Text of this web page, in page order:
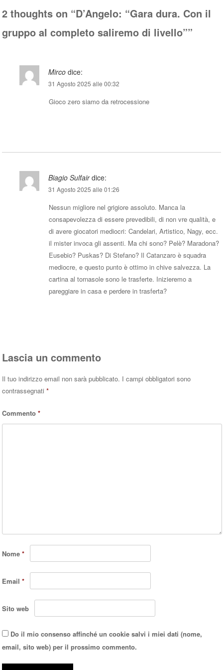
2 thoughts on “D’Angelo: “Gara dura. Con il
gruppo al completo saliremo di livello””
Mirco dice:
31 Agosto 2025 alle 00:32
Gioco zero siamo da retrocessione
Biagio Sulfair dice:
31 Agosto 2025 alle 01:26
Nessun migliore nel grigiore assoluto. Manca la
consapevolezza di essere prevedibili, di non vre qualità, e
di avere giocatori mediocri: Candelari, Artistico, Nagy, ecc.
il mister invoca gli assenti. Ma chi sono? Pelè? Maradona?
Eusebio? Puskas? Di Stefano? Il Catanzaro è squadra
mediocre, e questo punto è ottimo in chive salvezza. La
cartina al tornasole sono le trasferte. Inizieremo a
pareggiare in casa e perdere in trasferta?
Lascia un commento
Il tuo indirizzo email non sarà pubblicato. I campi obbligatori sono
contrassegnati*
Commento*
Nome*
Email*
Sito web
Do il mio consenso affinché un cookie salvi i miei dati (nome,
email, sito web) per il prossimo commento.